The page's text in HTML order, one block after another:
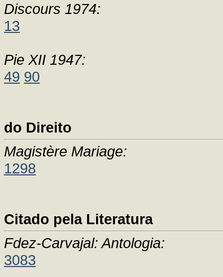
Discours 1974:
13
Pie XII 1947:
49 90
do Direito
Magistère Mariage:
1298
Citado pela Literatura
Fdez-Carvajal: Antologia:
3083